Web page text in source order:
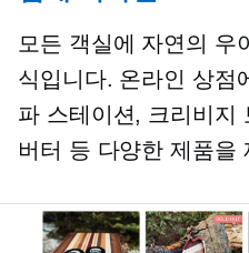
모든 객실에 자연의 우
식입니다. 온라인 상점
파 스테이션, 크리비지
버터 등 다양한 제품을